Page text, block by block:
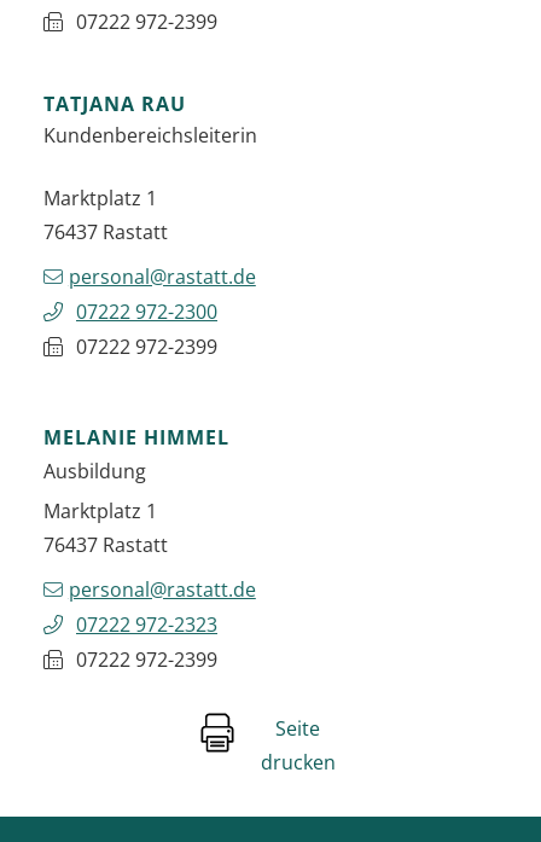
07222 972-2399
TATJANA RAU
Kundenbereichsleiterin
Marktplatz 1
76437 Rastatt
personal@rastatt.de
07222 972-2300
07222 972-2399
MELANIE HIMMEL
Ausbildung
Marktplatz 1
76437 Rastatt
personal@rastatt.de
07222 972-2323
07222 972-2399
Seite
drucken